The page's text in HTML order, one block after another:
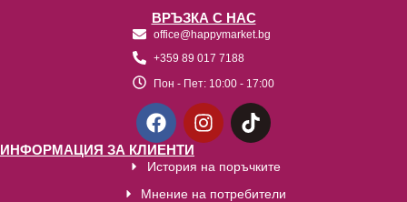
ВРЪЗКА С НАС
office@happymarket.bg
+359 89 017 7188
Пон - Пет: 10:00 - 17:00
ИНФОРМАЦИЯ ЗА КЛИЕНТИ
История на поръчките
Мнение на потребители